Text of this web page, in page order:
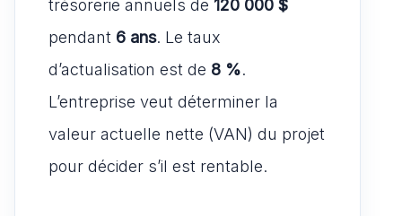
trésorerie annuels de 120 000 $
pendant 6 ans. Le taux
d’actualisation est de 8 %.
L’entreprise veut déterminer la
valeur actuelle nette (VAN) du projet
pour décider s’il est rentable.